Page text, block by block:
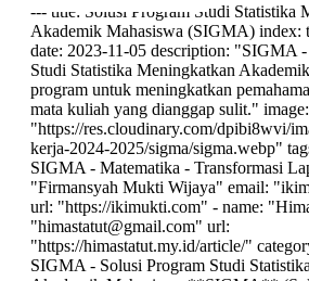
--- title: Solusi Program Studi Statistika
Akademik Mahasiswa (SIGMA) index:
date: 2023-11-05 description: "SIGMA
Studi Statistika Meningkatkan
program untuk meningkatkan
mata kuliah yang dianggap sulit." image:
"https://res.cloudinary.com/dpibi8wvi/
kerja-2024-2025/sigma/sigma.webp"
SIGMA - Matematika - Transformasi
"Firmansyah Mukti Wijaya" email: "
url: "https://ikimukti.com" - name:
"himastatut@gmail.com" url:
"https://himastatut.my.id/article/"
SIGMA - Solusi Program Studi